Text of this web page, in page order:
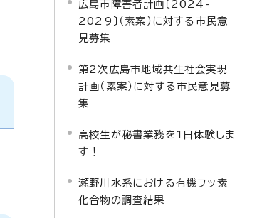
広島市障害者計画〔2024-
2029〕（素案）に対する市民意
見募集
第2次広島市地域共生社会実現
計画（素案）に対する市民意見募
集
高校生が秘書業務を1日体験しま
す！
瀬野川水系における有機フッ素
化合物の調査結果